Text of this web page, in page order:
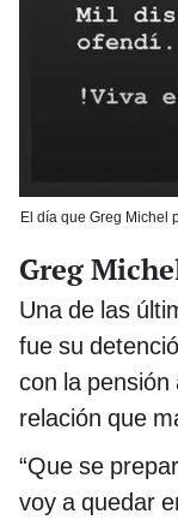
El día que Greg Michel
Greg
Una de las
fue su
con la
relación que
“Que se
voy a quedar